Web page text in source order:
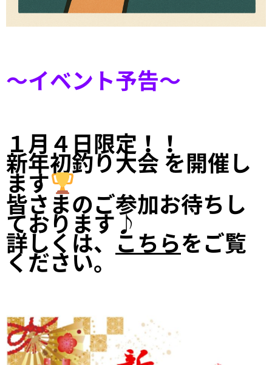
～イベント予告～
１月４日限定！！
新年初釣り大会 を開催し
ます
皆さまのご参加お待ちし
ております♪
詳しくは、 こちらをご覧
ください。